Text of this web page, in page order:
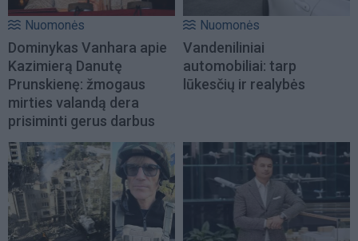
Nuomonės
Dominykas Vanhara apie
Kazimierą Danutę
Prunskienę: žmogaus
mirties valandą dera
prisiminti gerus darbus
Nuomonės
Vandeniliniai
automobiliai: tarp
lūkesčių ir realybės